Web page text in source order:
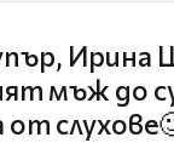
Ирина
мъж до
от